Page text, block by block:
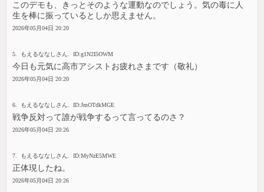
このデモも、きっとそのような運動なのでしょう。気の毒に人
生を棒に振っているとしか思えません。
2026年05月04日 20:20
5. もえるななしさん. ID:g1N2I5OWM
今日も元気に高市アシストお疲れさまです（敬礼）
2026年05月04日 20:20
6. もえるななしさん. ID:JmOTdkMGE
戦争反対って誰が戦争するって言ってるのさ？
2026年05月04日 20:26
7. もえるななしさん. ID:MyNzE5MWE
正体現したね。
2026年05月04日 20:26